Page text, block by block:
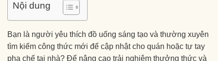
Nội dung
Bạn là người yêu thích đồ uống sáng tạo và thường xuyên
tìm kiếm công thức mới để cập nhật cho quán hoặc tự tay
pha chế tại nhà? Để nâng cao trải nghiệm thưởng thức và